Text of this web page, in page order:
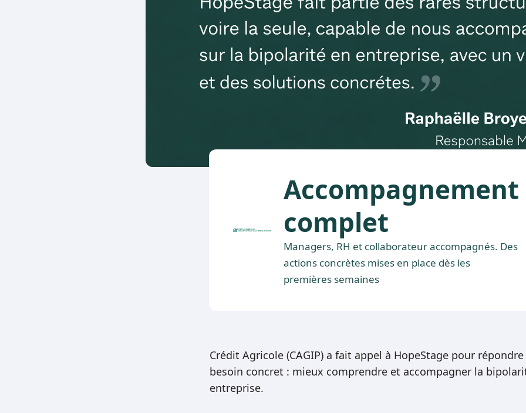
Accompagnement
complet
Managers, RH et collaborateur accompagnés. Des
actions concrètes mises en place dès les
premières semaines
Crédit Agricole (CAGIP) a fait appel à HopeStage pour
besoin concret : mieux comprendre et accompagner la
entreprise.